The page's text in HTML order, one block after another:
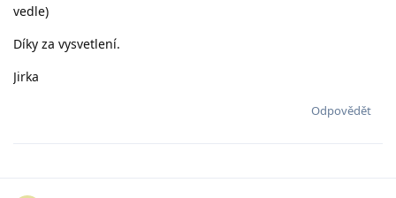
vedle)
Díky za vysvetlení.
Jirka
Odpovědět